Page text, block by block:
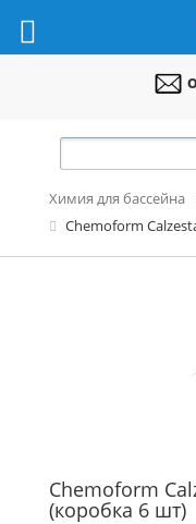
Химия для бассейна
Chemoform
Chemoform
(коробка 6 шт)